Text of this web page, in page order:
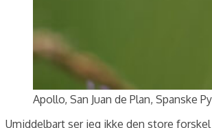
Apollo, San Juan de Plan, Spanske
Umiddelbart ser jeg ikke den store